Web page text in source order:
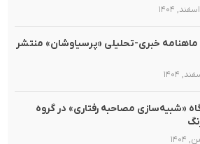
شماره ۱۳۹ ماهنامه خبری-تحلیلی «پرسیاوشان» منتشر
«شبیه‌سازی مصاحبه رفتاری» در گروه